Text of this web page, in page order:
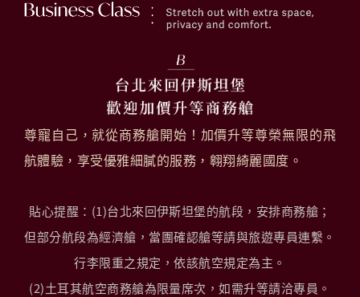
尊寵自己，就從商務艙開始！加價升等尊榮無限的飛
航體驗，享受優雅細膩的服務，翱翔綺麗國度。
貼心提醒 ：(1)台北來回伊斯坦堡的航段，安排商務艙；
但部分航段為經濟艙，當團確認艙等請與旅遊專員連繫。
行李限重之規定，依該航空規定為主。
(2)土耳其航空商務艙為限量席次，如需升等請洽專員。